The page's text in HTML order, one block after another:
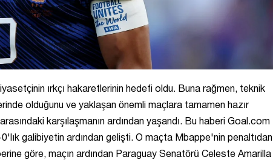
ırkçı hakaretlerinin hedefi oldu. Buna rağmen, teknik
olduğunu ve yaklaşan önemli maçlara tamamen hazır
karşılaşmanın ardından yaşandı. Bu haberi Goal.com
0'lık galibiyetin ardından gelişti. O maçta Mbappe'nin penaltıdan
göre, maçın ardından Paraguay Senatörü Celeste Amarilla